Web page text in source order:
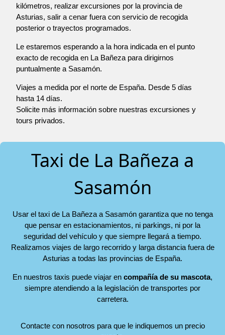
kilómetros, realizar excursiones por la provincia de
Asturias, salir a cenar fuera con servicio de recogida
posterior o trayectos programados.
Le estaremos esperando a la hora indicada en el punto
exacto de recogida en La Bañeza para dirigirnos
puntualmente a Sasamón.
Viajes a medida por el norte de España. Desde 5 días
hasta 14 días.
Solicite más información sobre nuestras excursiones y
tours privados.
Taxi de La Bañeza a
Sasamón
Usar el taxi de La Bañeza a Sasamón garantiza que no tenga
que pensar en estacionamientos, ni parkings, ni por la
seguridad del vehículo y que siempre llegará a tiempo.
Realizamos viajes de largo recorrido y larga distancia fuera de
Asturias a todas las provincias de España.
En nuestros taxis puede viajar en compañía de su mascota,
siempre atendiendo a la legislación de transportes por
carretera.
Contacte con nosotros para que le indiquemos un precio